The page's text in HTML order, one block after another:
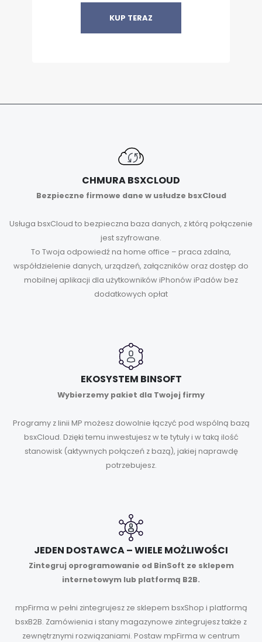
KUP TERAZ
CHMURA BSXCLOUD
Bezpieczne firmowe dane w usłudze bsxCloud
Usługa bsxCloud to bezpieczna baza danych, z którą połączenie
jest szyfrowane.
To Twoja odpowiedź na home office – praca zdalna,
współdzielenie danych, urządzeń, załączników oraz dostęp do
mobilnej aplikacji dla użytkowników iPhonów iPadów bez
dodatkowych opłat
EKOSYSTEM BINSOFT
Wybierzemy pakiet dla Twojej firmy
Programy z linii MP możesz dowolnie łączyć pod wspólną bazą
bsxCloud. Dzięki temu inwestujesz w te tytuły i w taką ilość
stanowisk (aktywnych połączeń z bazą), jakiej naprawdę
potrzebujesz.
JEDEN DOSTAWCA – WIELE MOŻLIWOŚCI
Zintegruj oprogramowanie od BinSoft ze sklepem
internetowym lub platformą B2B.
mpFirma w pełni zintegrujesz ze sklepem bsxShop i platformą
bsxB2B. Zamówienia i stany magazynowe zintegrujesz także z
zewnętrznymi rozwiązaniami. Postaw mpFirma w centrum